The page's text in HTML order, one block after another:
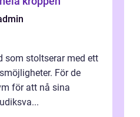
som stoltserar med ett
För de
för att nå sina